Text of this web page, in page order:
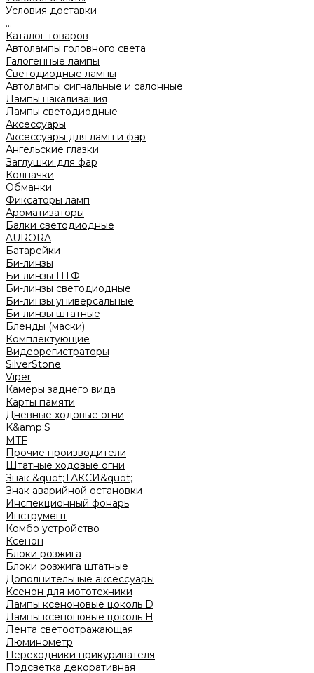
Условия доставки
...
Каталог товаров
Автолампы головного света
Галогенные лампы
Светодиодные лампы
Автолампы сигнальные и салонные
Лампы накаливания
Лампы светодиодные
Аксессуары
Аксессуары для ламп и фар
Ангельские глазки
Заглушки для фар
Колпачки
Обманки
Фиксаторы ламп
Ароматизаторы
Балки светодиодные
AURORA
Батарейки
Би-линзы
Би-линзы ПТФ
Би-линзы светодиодные
Би-линзы универсальные
Би-линзы штатные
Бленды (маски)
Комплектующие
Видеорегистраторы
SilverStone
Viper
Камеры заднего вида
Карты памяти
Дневные ходовые огни
K&amp;S
MTF
Прочие производители
Штатные ходовые огни
Знак &quot;ТАКСИ&quot;
Знак аварийной остановки
Инспекционный фонарь
Инструмент
Комбо устройство
Ксенон
Блоки розжига
Блоки розжига штатные
Дополнительные аксессуары
Ксенон для мототехники
Лампы ксеноновые цоколь D
Лампы ксеноновые цоколь H
Лента светоотражающая
Люминометр
Переходники прикуривателя
Подсветка декоративная